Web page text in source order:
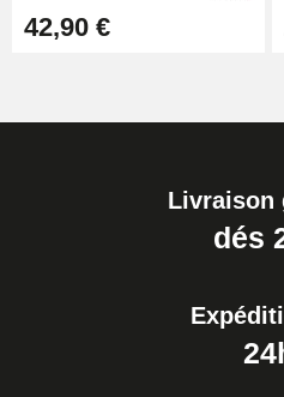
42,90 €
Livraison
dés